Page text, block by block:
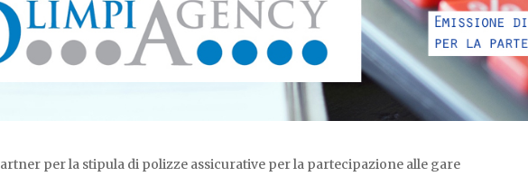
per la stipula di polizze assicurative per la partecipazione alle gare